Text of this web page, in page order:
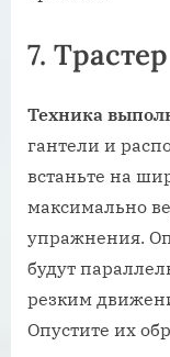
7. Трастер
Техника
гантели и
встаньте на
максимально
упражнения.
будут
резким
Опустите их